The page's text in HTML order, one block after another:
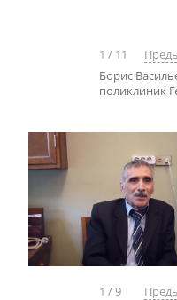
1 / 11
Борис
поликлиник
1 /9